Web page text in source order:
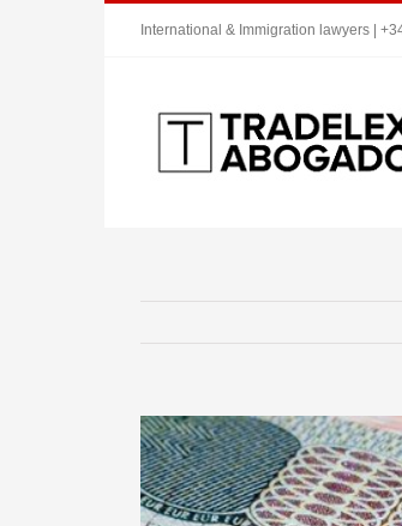
International & Immigration lawyers |
Ver
imagen
más